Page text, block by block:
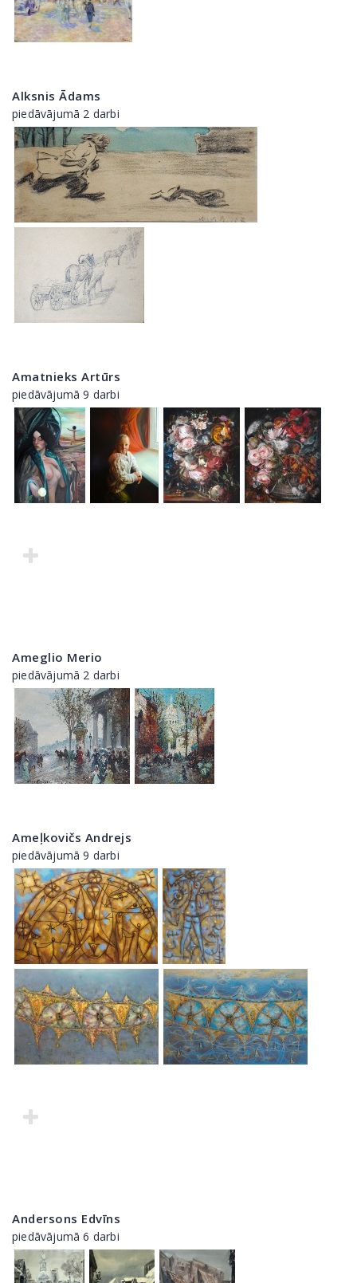
Alksnis Ādams
piedāvājumā 2 darbi
Amatnieks Artūrs
piedāvājumā 9 darbi
Ameglio Merio
piedāvājumā 2 darbi
Ameļkovičs Andrejs
piedāvājumā 9 darbi
Andersons Edvīns
piedāvājumā 6 darbi